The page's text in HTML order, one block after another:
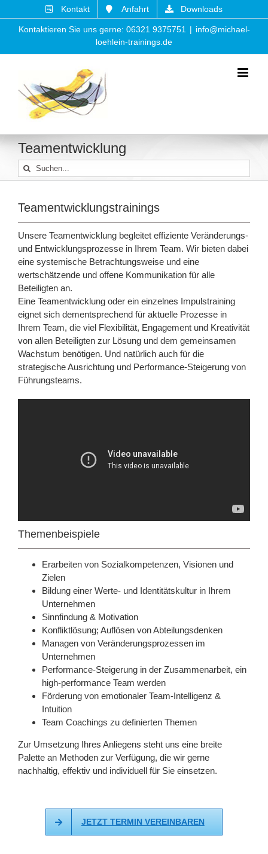
Inhalt
springen
Kontakt Anfahrt Downloads
Kontaktieren Sie uns gerne: 06321 9375751 | info@michael-
loehlein-trainings.de
Teamentwicklung
Suche
nach:
Teamentwicklungstrainings
Unsere Teamentwicklung begleitet effiziente Veränderungs-
und Entwicklungsprozesse in Ihrem Team. Wir bieten dabei
eine systemische Betrachtungsweise und eine
wertschätzende und offene Kommunikation für alle
Beteiligten an.
Eine Teamentwicklung oder ein einzelnes Impulstraining
eignet sich dementsprechend für aktuelle Prozesse in
Ihrem Team, die viel Flexibilität, Engagement und Kreativität
von allen Beteiligten zur Lösung und dem gemeinsamen
Wachstum benötigen. Und natürlich auch für die
strategische Ausrichtung und Performance-Steigerung von
Führungsteams.
Themenbeispiele
Erarbeiten von Sozialkompetenzen, Visionen und
Zielen
Bildung einer Werte- und Identitätskultur in Ihrem
Unternehmen
Sinnfindung & Motivation
Konfliktlösung; Auflösen von Abteilungsdenken
Managen von Veränderungsprozessen im
Unternehmen
Performance-Steigerung in der Zusammenarbeit, ein
high-performance Team werden
Förderung von emotionaler Team-Intelligenz &
Intuition
Team Coachings zu definierten Themen
Zur Umsetzung Ihres Anliegens steht uns eine breite
Palette an Methoden zur Verfügung, die wir gerne
nachhaltig, effektiv und individuell für Sie einsetzen.
JETZT TERMIN VEREINBAREN